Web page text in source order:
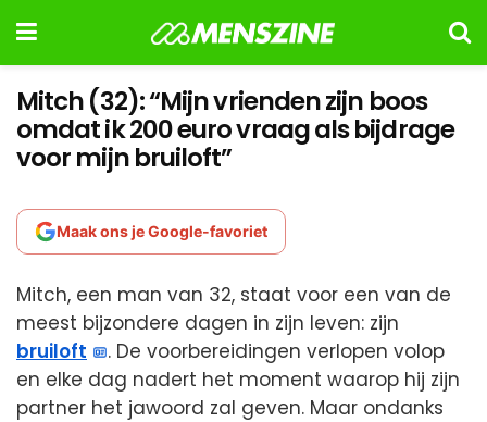
Mitch (32): “Mijn vrienden zijn boos
omdat ik 200 euro vraag als bijdrage
voor mijn bruiloft”
Maak ons je Google-favoriet
Mitch, een man van 32, staat voor een van de
meest bijzondere dagen in zijn leven: zijn
bruiloft
. De voorbereidingen verlopen volop
en elke dag nadert het moment waarop hij zijn
partner het jawoord zal geven. Maar ondanks